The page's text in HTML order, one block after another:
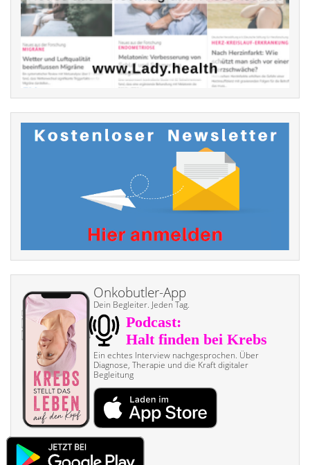
Onkobutler-App
Dein Begleiter. Jeden Tag.
Ein echtes Interview nach­gesprochen. Über
Diagnose, Therapie und die Kraft digitaler
Begleitung